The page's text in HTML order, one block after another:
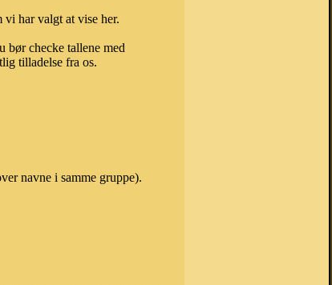
vi har valgt at vise her.
bør checke tallene med
tilladelse fra os.
navne i samme gruppe).